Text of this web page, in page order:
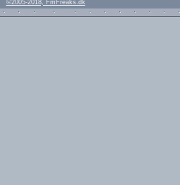
©2005-2018, FmFreaks.dk